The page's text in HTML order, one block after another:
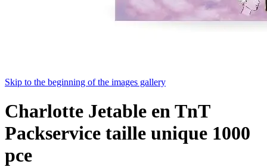
Skip to the beginning of the images gallery
Charlotte Jetable en TnT
Packservice taille unique 1000
pce